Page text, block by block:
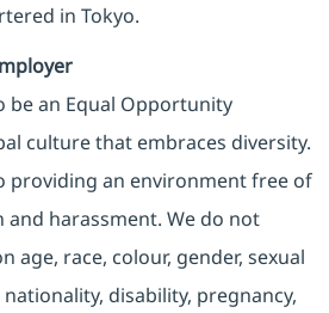
in Tokyo.
be an Equal Opportunity
culture that embraces diversity.
providing an environment free of
harassment. We do not
age, race, colour, gender, sexual
disability, pregnancy,